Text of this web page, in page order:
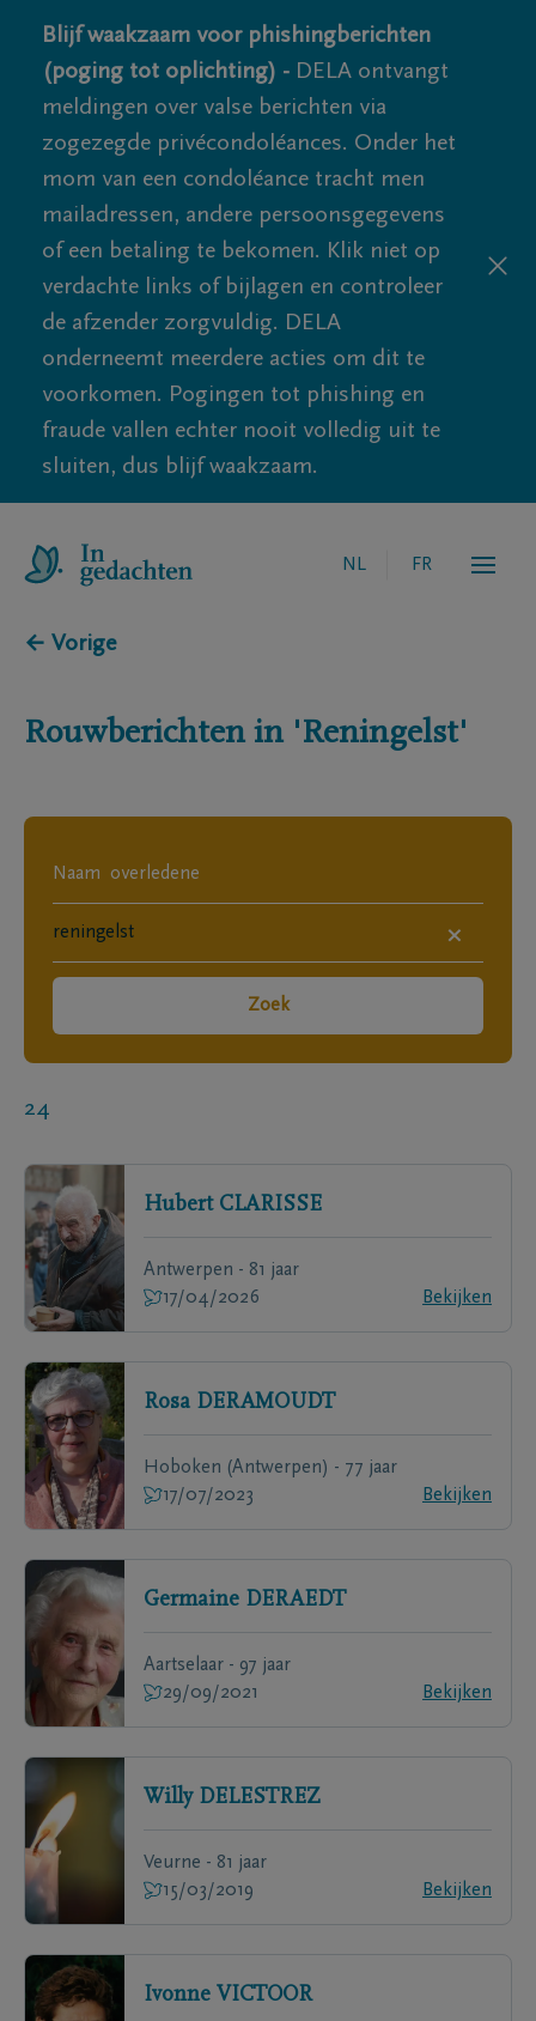
Blijf waakzaam voor phishingberichten
(poging tot oplichting) - DELA ontvangt
meldingen over valse berichten via
zogezegde privécondoléances. Onder het
mom van een condoléance tracht men
mailadressen, andere persoonsgegevens
of een betaling te bekomen. Klik niet op
verdachte links of bijlagen en controleer
de afzender zorgvuldig. DELA
onderneemt meerdere acties om dit te
voorkomen. Pogingen tot phishing en
fraude vallen echter nooit volledig uit te
sluiten, dus blijf waakzaam.
NL FR
← Vorige
Rouwberichten in 'Reningelst'
×
Zoek
24
Hubert CLARISSE
Antwerpen - 81 jaar
17/04/2026
Bekijken
Rosa DERAMOUDT
Hoboken (Antwerpen) - 77 jaar
17/07/2023
Bekijken
Germaine DERAEDT
Aartselaar - 97 jaar
29/09/2021
Bekijken
Willy DELESTREZ
Veurne - 81 jaar
15/03/2019
Bekijken
Ivonne VICTOOR